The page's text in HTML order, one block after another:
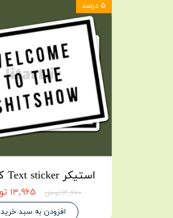
استیکر Text sticker کد E73
۱۴,۷۰۰ تومان ۱۳,۹۶۵ تومان
افزودن به سبد خرید
۵ درصد